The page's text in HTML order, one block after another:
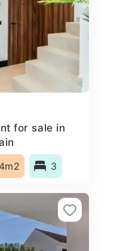
for sale in
3